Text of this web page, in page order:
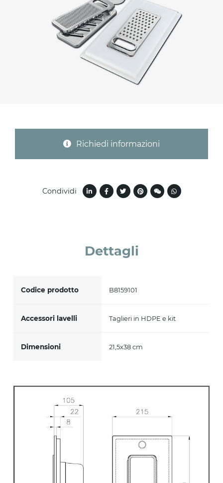
Dettagli
Codice prodotto B8159101
Accessori lavelli Taglieri in HDPE e kit
Dimensioni 21,5x38 cm
Richiedi informazioni
Condividi
Ho letto l'informativa sulla privacy e accetto il
trattamento dei dati per le finalità indicate*